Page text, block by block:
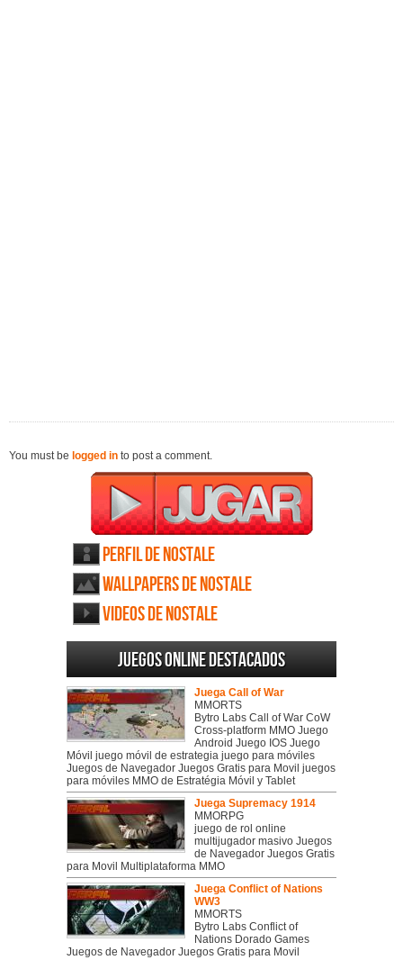
You must be logged in to post a comment.
Perfil de NosTale
Wallpapers de NosTale
Videos de NosTale
Juegos online destacados
Juega Call of War
MMORTS
Bytro Labs Call of War CoW
Cross-platform MMO Juego
Android Juego IOS Juego
Móvil juego móvil de estrategia juego para móviles
Juegos de Navegador Juegos Gratis para Movil juegos
para móviles MMO de Estratégia Móvil y Tablet
Juega Supremacy 1914
MMORPG
juego de rol online
multijugador masivo Juegos
de Navegador Juegos Gratis
para Movil Multiplataforma MMO
Juega Conflict of Nations
WW3
MMORTS
Bytro Labs Conflict of
Nations Dorado Games
Juegos de Navegador Juegos Gratis para Movil